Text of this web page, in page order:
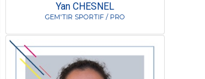
Yan CHESNEL
GEM'TIR SPORTIF / PRO